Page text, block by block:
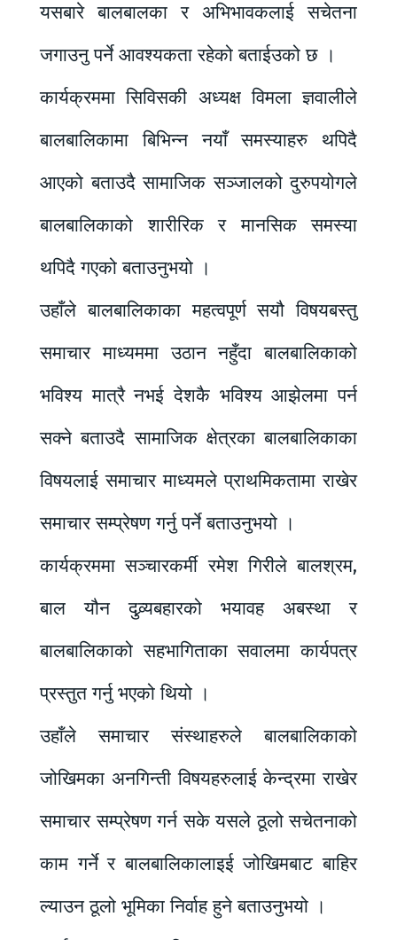
यसबारे बालबालका र अभिभावकलाई सचेतना
जगाउनु पर्ने आवश्यकता रहेको बताईउको छ ।
कार्यक्रममा सिविसकी अध्यक्ष विमला ज्ञवालीले
बालबालिकामा बिभिन्न नयाँ समस्याहरु थपिदै
आएको बताउदै सामाजिक सञ्जालको दुरुपयोगले
बालबालिकाको शारीरिक र मानसिक समस्या
थपिदै गएको बताउनुभयो ।
उहाँले बालबालिकाका महत्वपूर्ण सयौ विषयबस्तु
समाचार माध्यममा उठान नहुँदा बालबालिकाको
भविश्य मात्रै नभई देशकै भविश्य आझेलमा पर्न
सक्ने बताउदै सामाजिक क्षेत्रका बालबालिकाका
विषयलाई समाचार माध्यमले प्राथमिकतामा राखेर
समाचार सम्प्रेषण गर्नु पर्ने बताउनुभयो ।
कार्यक्रममा सञ्चारकर्मी रमेश गिरीले बालश्रम,
बाल यौन दुव्र्यबहारको भयावह अबस्था र
बालबालिकाको सहभागिताका सवालमा कार्यपत्र
प्रस्तुत गर्नु भएको थियो ।
उहाँले समाचार संस्थाहरुले बालबालिकाको
जोखिमका अनगिन्ती विषयहरुलाई केन्द्रमा राखेर
समाचार सम्प्रेषण गर्न सके यसले ठूलो सचेतनाको
काम गर्ने र बालबालिकालाइई जोखिमबाट बाहिर
ल्याउन ठूलो भूमिका निर्वाह हुने बताउनुभयो ।